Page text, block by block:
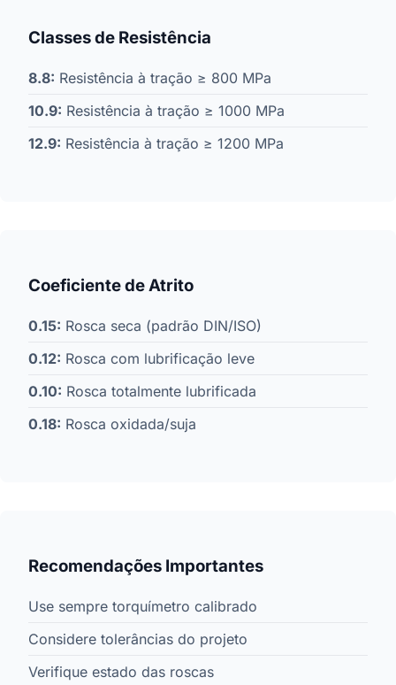
Classes de Resistência
8.8: Resistência à tração ≥ 800 MPa
10.9: Resistência à tração ≥ 1000 MPa
12.9: Resistência à tração ≥ 1200 MPa
Coeficiente de Atrito
0.15: Rosca seca (padrão DIN/ISO)
0.12: Rosca com lubrificação leve
0.10: Rosca totalmente lubrificada
0.18: Rosca oxidada/suja
Recomendações Importantes
Use sempre torquímetro calibrado
Considere tolerâncias do projeto
Verifique estado das roscas